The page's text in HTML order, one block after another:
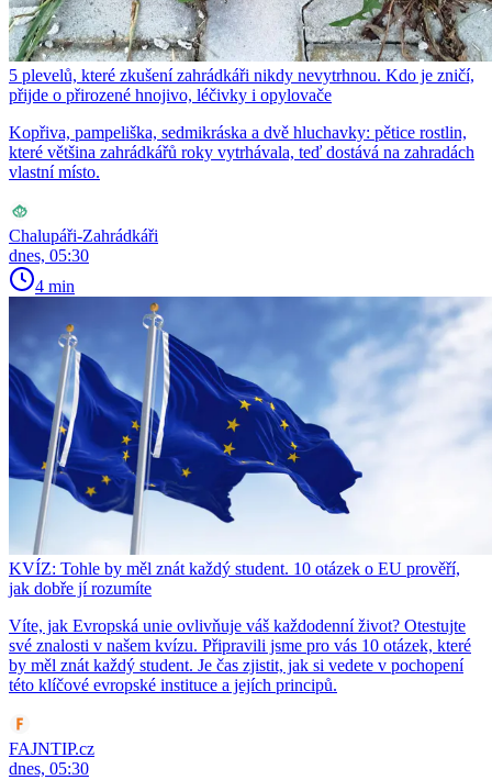
5 plevelů, které zkušení zahrádkáři nikdy nevytrhnou. Kdo je zničí,
přijde o přirozené hnojivo, léčivky i opylovače
Kopřiva, pampeliška, sedmikráska a dvě hluchavky: pětice rostlin,
které většina zahrádkářů roky vytrhávala, teď dostává na zahradách
vlastní místo.
Chalupáři-Zahrádkáři
dnes, 05:30
4 min
KVÍZ: Tohle by měl znát každý student. 10 otázek o EU prověří,
jak dobře jí rozumíte
Víte, jak Evropská unie ovlivňuje váš každodenní život? Otestujte
své znalosti v našem kvízu. Připravili jsme pro vás 10 otázek, které
by měl znát každý student. Je čas zjistit, jak si vedete v pochopení
této klíčové evropské instituce a jejích principů.
FAJNTIP.cz
dnes, 05:30